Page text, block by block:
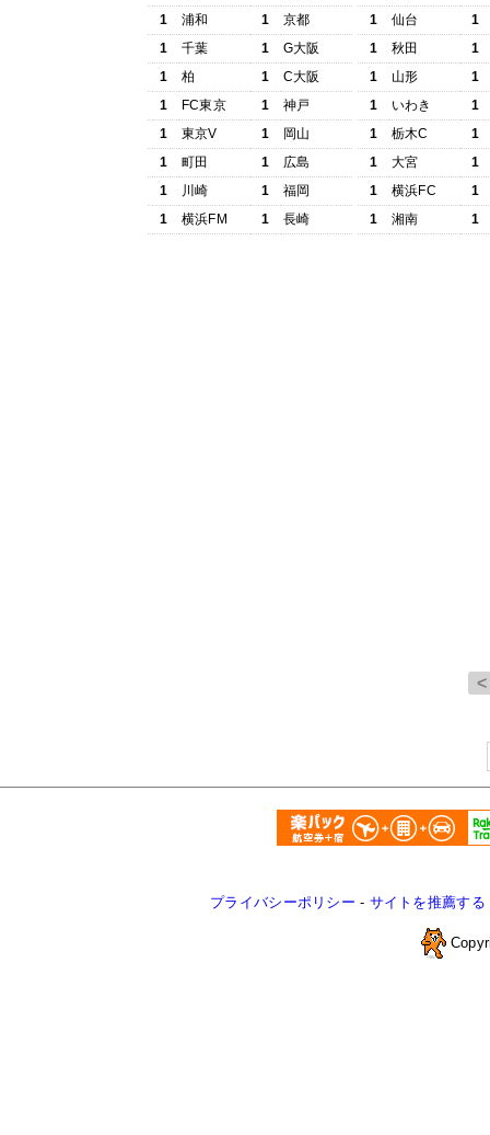
1
浦和 1
京都
1
千葉 1
G大阪
1
柏 1
C大阪
1
FC東京 1
神戸
1
東京V 1
岡山
1
町田 1
広島
1
川崎 1
福岡
1
横浜FM 1 長崎
1
仙台
1
1
秋田
1
1
山形
1
1
いわき
1
1
栃木C
1
1
大宮
1
1
横浜FC
1
1
湘南 1
プライバシーポリシー - サイトを推薦する